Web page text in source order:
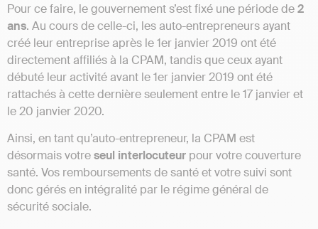
Pour ce faire, le gouvernement s’est fixé une période de2
ans. Au cours de celle-ci, les auto-entrepreneurs ayant
créé leur entreprise après le 1er janvier 2019 ont été
directement affiliés à la CPAM, tandis que ceux ayant
débuté leur activité avant le 1er janvier 2019 ont été
rattachés à cette dernière seulement entre le 17 janvier et
le 20 janvier 2020.
Ainsi, en tant qu’auto-entrepreneur, la CPAM est
désormais votreseul interlocuteur pour votre couverture
santé. Vos remboursements de santé et votre suivi sont
donc gérés en intégralité par le régime général de
sécurité sociale.